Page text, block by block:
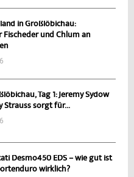
in Großlöbichau:
Fischeder und Chlum an
Tag 1: Jeremy Sydow
Strauss sorgt für...
Desmo450 EDS – wie gut ist
wirklich?